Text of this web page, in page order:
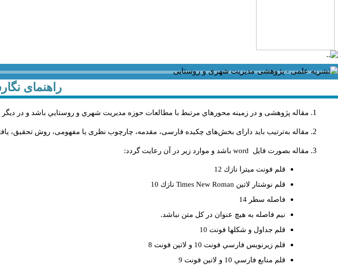
راهنمای
مقاله پژوهشی و در زمینه محورهاي مرتبط با مطالعات حوزه مديريت شهري و روستايي باشد و در
مقاله به‌ترتیب باید دارای بخش‌های چکیده فارسی، مقدمه، چارچوب نظری یا مفهومی، روش تحقیق،
مقاله بصورت فايل word باشد و موارد زير در آن رعايت گردد:
قلم فونت ميترا نازك 12
قلم نوشتار لاتين Times New Roman نازك 10
فاصله سطر 14
نيم فاصله به هيچ عنوان در كل متن نباشد.
قلم جداول و شكلها فونت 10
قلم زيرنويس فارسي فونت 10 و لاتين فونت 8
قلم منابع فارسي 10 و لاتين فونت 9